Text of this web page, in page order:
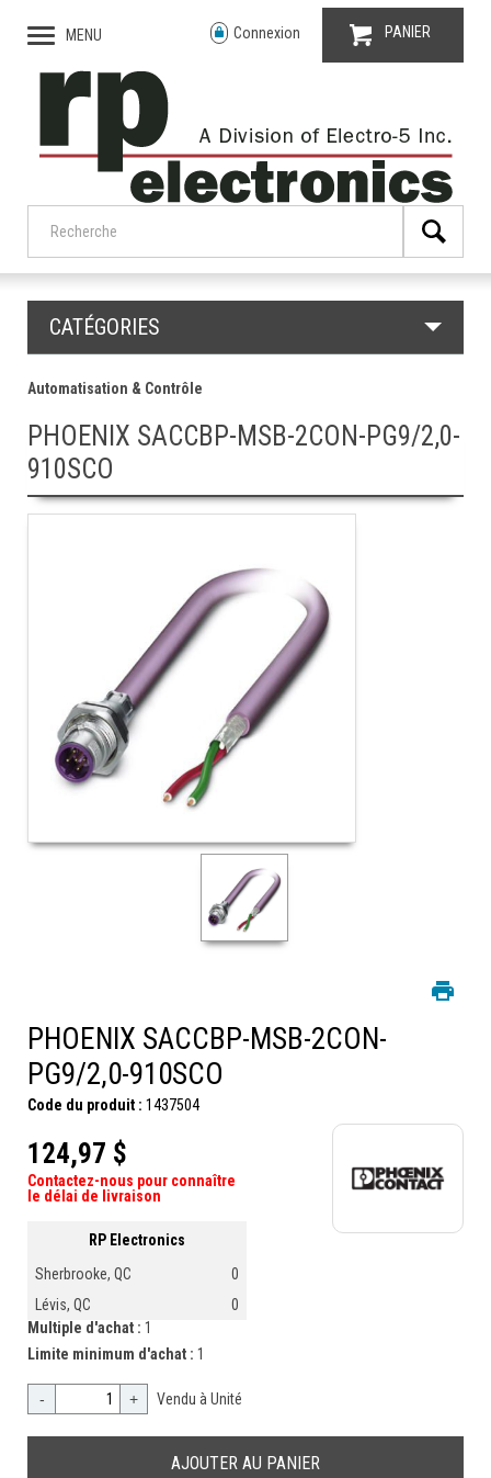
MENU Connexion PANIER
CATÉGORIES
Automatisation & Contrôle
PHOENIX SACCBP-MSB-2CON-PG9/2,0-
910SCO
PHOENIX SACCBP-MSB-2CON-
PG9/2,0-910SCO
Code du produit : 1437504
124,97 $
Contactez-nous pour connaître
le délai de livraison
RP Electronics
Sherbrooke, QC
0
Lévis, QC
0
Multiple d'achat : 1
Limite minimum d'achat : 1
- + Vendu à Unité